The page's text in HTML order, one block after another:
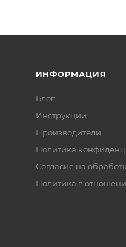
ИНФОРМАЦИЯ
Блог
Инструкции
Производители
Политика
Согласие на
Политика в